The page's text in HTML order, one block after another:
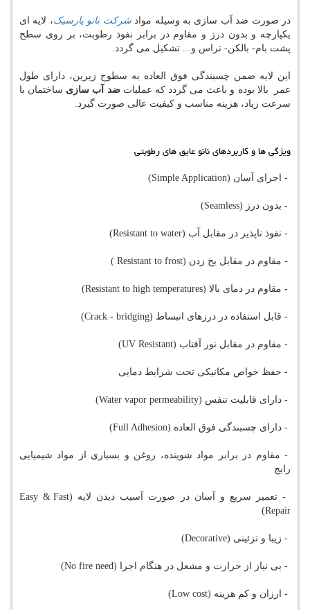
در صورت ضد آب سازی به وسیله موادشرکت نانو پارسیک، لایه ای
یکپارچه و بدون درز و مقاوم در برابر نفوذ رطوبت، بر روی سطح
پشت بام- بالکن- تراس و... تشکیل می گردد.
این لایه ضمن چسبندگی فوق العاده به سطوح زیرین، دارای طول
عمر بالا بوده و باعث می گردد که عملیاتضد آب سازی ساختمان با
سرعت زیاد، هزینه مناسب و کیفیت عالی صورت گیرد.
ویژگی ها و کاربردهای نانو عایق های رطوبتی
- اجرای آسان (Simple Application)
- بدون درز (Seamless)
- نفوذ ناپذیر در مقابل آب (Resistant to water)
- مقاوم در مقابل یخ زدن (Resistant to frost )
- مقاوم در دمای بالا (Resistant to high temperatures)
- قابل استفاده در درزهای انبساط (Crack - bridging)
- مقاوم در مقابل نور آفتاب (UV Resistant)
- حفظ خواص مکانیکی تحت شرایط دمایی
- دارای قابلیت تنفس (Water vapor permeability)
- دارای چسبندگی فوق العاده (Full Adhesion)
- مقاوم در برابر مواد شوینده، روغن و بسیاری از مواد شیمیایی
رایج
- تعمیر سریع و آسان در صورت آسیب دیدن لایه (Easy & Fast
Repair)
- زیبا و تزئینی (Decorative)
- بی نیاز از حرارت و مشعل در هنگام اجرا (No fire need)
- ارزان و کم هزینه (Low cost)